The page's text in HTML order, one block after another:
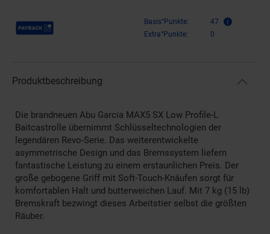
Payback Punkte Basis°Punkte:
47
Extra°Punkte:
0
Produktbeschreibung
Die brandneuen Abu Garcia MAX5 SX Low Profile-L
Baitcastrolle übernimmt Schlüsseltechnologien der
legendären Revo-Serie. Das weiterentwickelte
asymmetrische Design und das Bremssystem liefern
fantastische Leistung zu einem erstaunlichen Preis. Der
große gebogene Griff mit Soft-Touch-Knäufen sorgt für
komfortablen Halt und butterweichen Lauf. Mit 7 kg (15 lb)
Bremskraft bezwingt dieses Arbeitstier selbst die größten
Räuber.